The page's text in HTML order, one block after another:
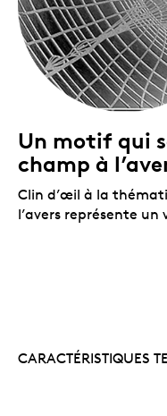
Un motif qui
champ à
Clin d’œil à la
l’avers représente un
CARACTÉRISTIQUES